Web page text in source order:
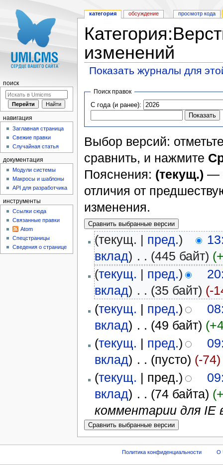
изменений
Показать журналы для
Поиск правок
С года (и ранее):
Выбор версий:
сравнить, и нажмите
Пояснения: (текущ.) —
отличия от
изменения.
(текущ. | пред.)
вклад) . . (445 байт)
(текущ. | пред.)
вклад) . . (35 байт) (-
(текущ. | пред.)
вклад) . . (49 байт)
(текущ. | пред.)
вклад) . . (пусто) (-74)
(текущ. | пред.)
вклад) . . (74 байта)
комментарии для IE
категория обсуждение просмотр кода
поиск
навигация
Заглавная страница
Свежие правки
Случайная статья
документация
Модули системы
Макросы и шаблоны
API для разработчика
инструменты
Ссылки сюда
Связанные правки
Atom
Спецстраницы
Сведения о странице
Политика конфиденциальности О